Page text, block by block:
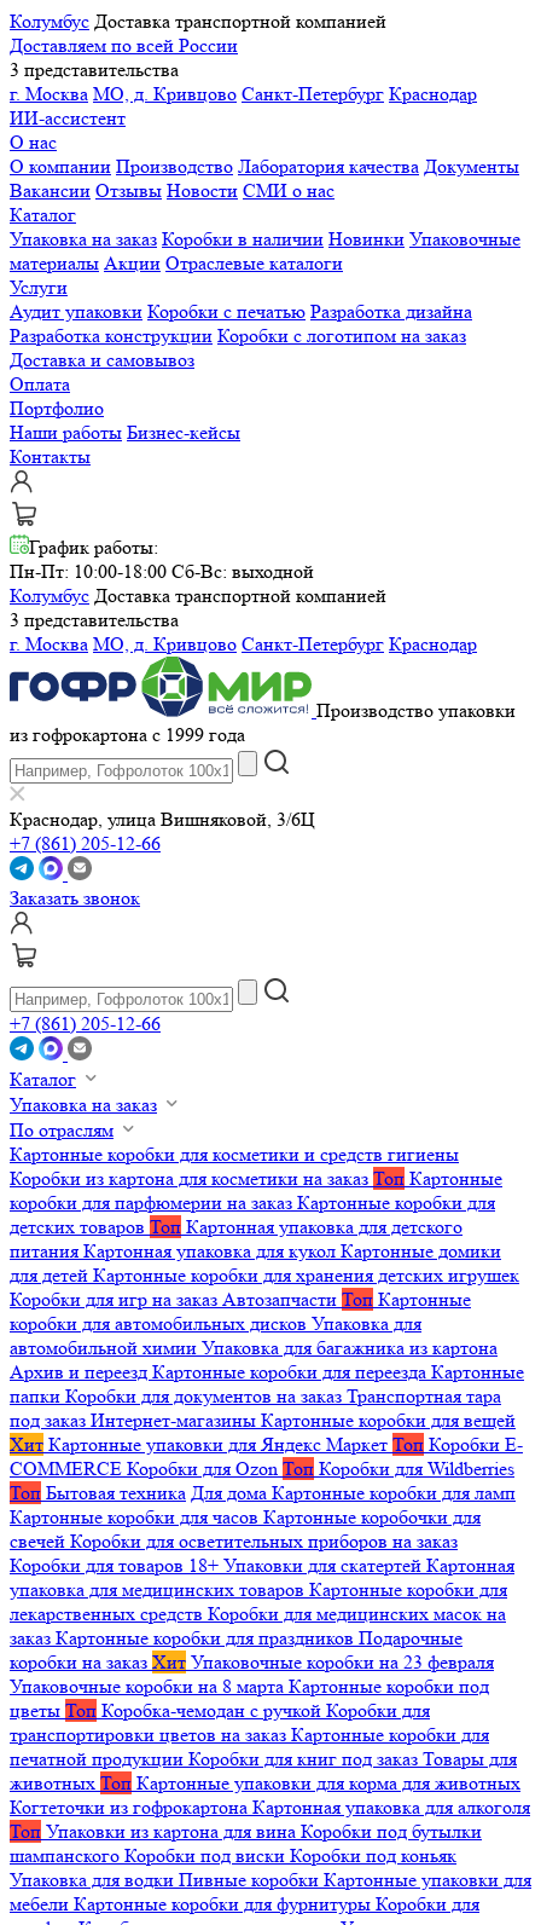
Колумбус Доставка транспортной компанией
Доставляем по всей России
3 представительства
г. Москва МО, д. Кривцово Санкт-Петербург Краснодар
ИИ-ассистент
О нас
О компании Производство Лаборатория качества Документы
Вакансии Отзывы Новости СМИ о нас
Каталог
Упаковка на заказ Коробки в наличии Новинки Упаковочные
материалы Акции Отраслевые каталоги
Услуги
Аудит упаковки Коробки с печатью Разработка дизайна
Разработка конструкции Коробки с логотипом на заказ
Доставка и самовывоз
Оплата
Портфолио
Наши работы Бизнес-кейсы
Контакты
График работы:
Пн-Пт: 10:00-18:00 Сб-Вс: выходной
Колумбус Доставка транспортной компанией
3 представительства
г. Москва МО, д. Кривцово Санкт-Петербург Краснодар
Производство упаковки
из гофрокартона с 1999 года
Краснодар, улица Вишняковой, 3/6Ц
+7 (861) 205-12-66
Заказать звонок
+7 (861) 205-12-66
Каталог
Упаковка на заказ
По отраслям
Картонные коробки для косметики и средств гигиены
Коробки из картона для косметики на заказ Топ Картонные
коробки для парфюмерии на заказ Картонные коробки для
детских товаров Топ Картонная упаковка для детского
питания Картонная упаковка для кукол Картонные домики
для детей Картонные коробки для хранения детских игрушек
Коробки для игр на заказ Автозапчасти Топ Картонные
коробки для автомобильных дисков Упаковка для
автомобильной химии Упаковка для багажника из картона
Архив и переезд Картонные коробки для переезда Картонные
папки Коробки для документов на заказ Транспортная тара
под заказ Интернет-магазины Картонные коробки для вещей
Хит Картонные упаковки для Яндекс Маркет Топ Коробки E-
COMMERCE Коробки для Ozon Топ Коробки для Wildberries
Топ Бытовая техника Для дома Картонные коробки для ламп
Картонные коробки для часов Картонные коробочки для
свечей Коробки для осветительных приборов на заказ
Коробки для товаров 18+ Упаковки для скатертей Картонная
упаковка для медицинских товаров Картонные коробки для
лекарственных средств Коробки для медицинских масок на
заказ Картонные коробки для праздников Подарочные
коробки на заказ Хит Упаковочные коробки на 23 февраля
Упаковочные коробки на 8 марта Картонные коробки под
цветы Топ Коробка-чемодан с ручкой Коробки для
транспортировки цветов на заказ Картонные коробки для
печатной продукции Коробки для книг под заказ Товары для
животных Топ Картонные упаковки для корма для животных
Когтеточки из гофрокартона Картонная упаковка для алкоголя
Топ Упаковки из картона для вина Коробки под бутылки
шампанского Коробки под виски Коробки под коньяк
Упаковка для водки Пивные коробки Картонные упаковки для
мебели Картонные коробки для фурнитуры Коробки для